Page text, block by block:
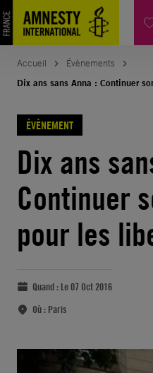
Accueil
Évènements
Dix ans sans Anna : Continuer
ÉVÈNEMENT
Dix ans
Continuer
pour les
Quand : Le 07 Oct 2016
Où : Paris